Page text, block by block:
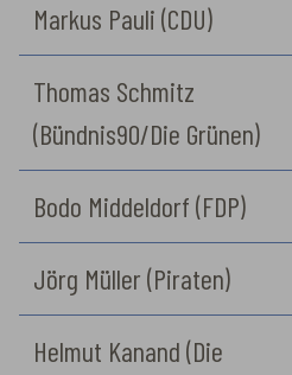
Markus Pauli (CDU)
Thomas Schmitz
(Bündnis90/Die Grünen)
Bodo Middeldorf (FDP)
Jörg Müller (Piraten)
Helmut Kanand (Die